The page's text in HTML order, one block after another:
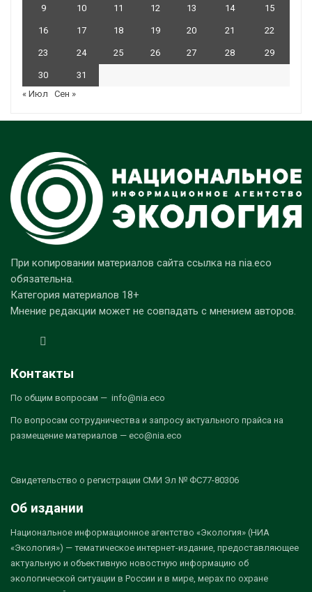
9 10 11 12 13 14 15
16 17 18 19 20 21 22
23 24 25 26 27 28 29
30
31
« Июл
Сен »
При копировании материалов сайта ссылка на nia.eco
обязательна.
Категория материалов 18+
Мнение редакции может не совпадать с мнением авторов.
Контакты
По общим вопросам — info@nia.eco
По вопросам сотрудничества и запросу актуального прайса на
размещение материалов — eco@nia.eco
Свидетельство о регистрации СМИ Эл № ФС77-80306
Об издании
Национальное информационное агентство «Экология» (НИА
«Экология») — тематическое интернет-издание, предоставляющее
актуальную и объективную новостную информацию об
экологической ситуации в России и в мире, мерах по охране